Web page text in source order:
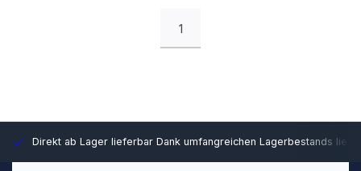
1
Direkt ab Lager lieferbar Dank umfangreichen Lagerbestands